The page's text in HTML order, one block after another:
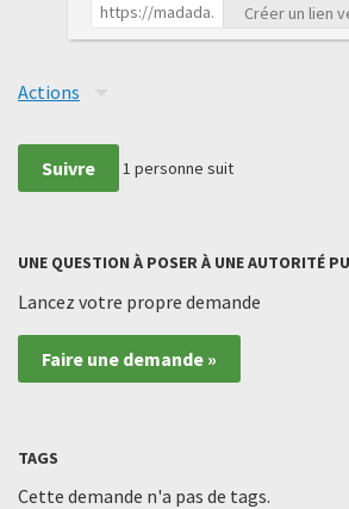
Créer un lien
Actions
Suivre 1 personne suit
UNE QUESTION À POSER À UNE AUTORITÉ
Lancez votre propre demande
Faire une demande »
TAGS
Cette demande n'a pas de tags.